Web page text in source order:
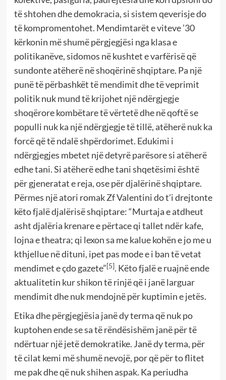
të shtohen dhe demokracia, si sistem qeverisje do
të kompromentohet. Mendimtarët e viteve ’30
kërkonin më shumë përgjegjësi nga klasa e
politikanëve, sidomos në kushtet e varfërisë që
sundonte atëherë në shoqërinë shqiptare. Pa një
punë të përbashkët të mendimit dhe të veprimit
politik nuk mund të krijohet një ndërgjegje
shoqërore kombëtare të vërtetë dhe në qoftë se
populli nuk ka një ndërgjegje të tillë, atëherë nuk ka
forcë që të ndalë shpërdorimet. Edukimi i
ndërgjegjes mbetet një detyrë parësore si atëherë
edhe tani. Si atëherë edhe tani shqetësimi është
për gjeneratat e reja, ose për djalërinë shqiptare.
Përmes një atori romak Zf Valentini do t’i drejtonte
këto fjalë djalërisë shqiptare: “Murtaja e atdheut
asht djalëria krenare e përtace qi tallet ndër kafe,
lojna e theatra; qi lexon sa me kalue kohën e jo me u
kthjellue në dituni, ipet pas mode e i ban të vetat
mendimet e çdo gazete”[5]. Këto fjalë e ruajnë ende
aktualitetin kur shikon të rinjë që i janë larguar
mendimit dhe nuk mendojnë për kuptimin e jetës.
Etika dhe përgjegjësia janë dy terma që nuk po
kuptohen ende se sa të rëndësishëm janë për të
ndërtuar një jetë demokratike. Janë dy terma, për
të cilat kemi më shumë nevojë, por që për to flitet
me pak dhe që nuk shihen aspak. Ka periudha